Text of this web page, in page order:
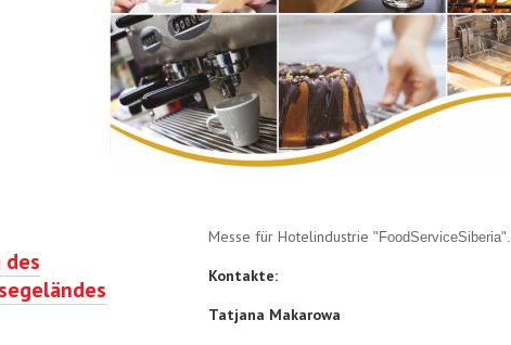
Messe für Hotelindustrie "FoodServiceSiberia".
Kontakte:
Tatjana Makarowa
des